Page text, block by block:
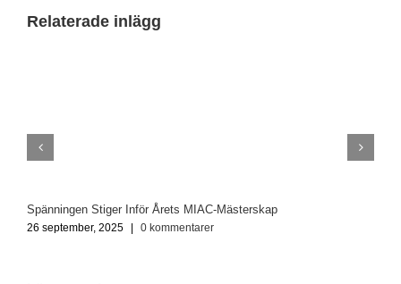
Relaterade inlägg
Spänningen Stiger Inför Årets MIAC-Mästerskap
26 september, 2025 | 0 kommentarer